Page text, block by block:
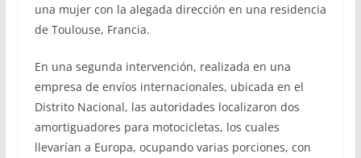
una mujer con la alegada dirección en una residencia
de Toulouse, Francia.
En una segunda intervención, realizada en una
empresa de envíos internacionales, ubicada en el
Distrito Nacional, las autoridades localizaron dos
amortiguadores para motocicletas, los cuales
llevarían a Europa, ocupando varias porciones, con